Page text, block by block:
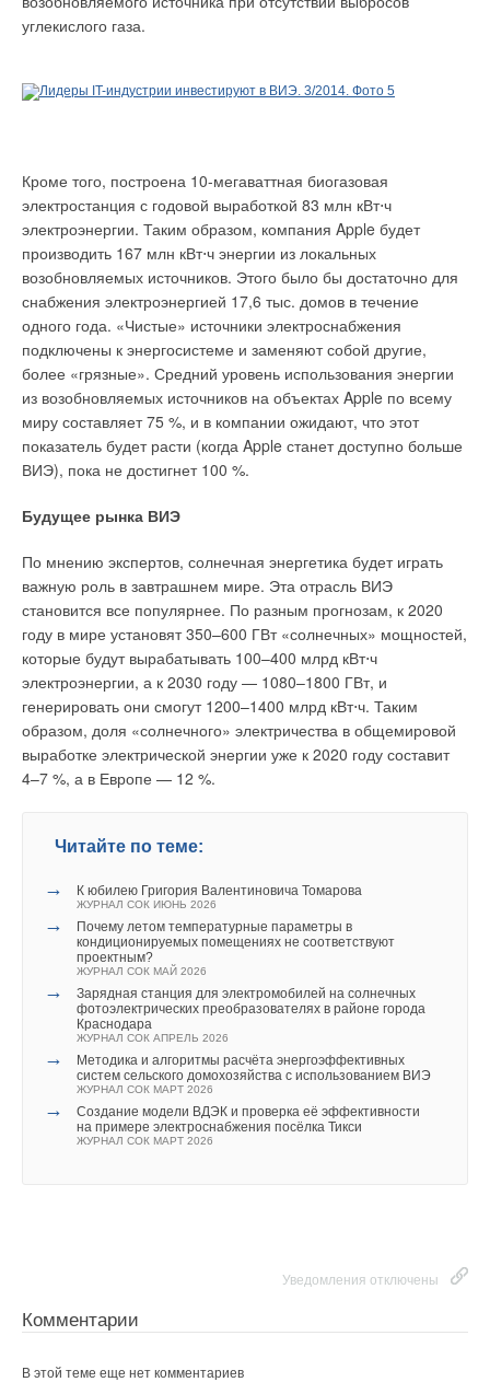
углекислого газа.
Кроме того, построена 10-мегаваттная биогазовая
электростанция с годовой выработкой 83 млн кВт⋅ч
электроэнергии. Таким образом, компания Apple будет
производить 167 млн кВт⋅ч энергии из локальных
возобновляемых источников. Этого было бы достаточно для
снабжения электроэнергией 17,6 тыс. домов в течение
одного года. «Чистые» источники электроснабжения
подключены к энергосистеме и заменяют собой другие,
более «грязные». Средний уровень использования энергии
из возобновляемых источников на объектах Apple по всему
миру составляет 75 %, и в компании ожидают, что этот
показатель будет расти (когда Apple станет доступно больше
ВИЭ), пока не достигнет 100 %.
Будущее рынка ВИЭ
По мнению экспертов, солнечная энергетика будет играть
важную роль в завтрашнем мире. Эта отрасль ВИЭ
становится все популярнее. По разным прогнозам, к 2020
году в мире установят 350–600 ГВт «солнечных» мощностей,
которые будут вырабатывать 100–400 млрд кВт⋅ч
электроэнергии, а к 2030 году — 1080–1800 ГВт, и
генерировать они смогут 1200–1400 млрд кВт⋅ч. Таким
образом, доля «солнечного» электричества в общемировой
выработке электрической энергии уже к 2020 году составит
4–7 %, а в Европе — 12 %.
Читайте по теме:
→ К юбилею Григория Валентиновича Томарова
ЖУРНАЛ СОК ИЮНЬ 2026
→
Почему летом температурные параметры в
кондиционируемых помещениях не соответствуют
проектным?
ЖУРНАЛ СОК МАЙ 2026
→
Зарядная станция для электромобилей на солнечных
фотоэлектрических преобразователях в районе города
Краснодара
ЖУРНАЛ СОК АПРЕЛЬ 2026
→
Методика и алгоритмы расчёта энергоэффективных
систем сельского домохозяйства с использованием ВИЭ
ЖУРНАЛ СОК МАРТ 2026
→
Создание модели ВДЭК и проверка её эффективности
на примере электроснабжения посёлка Тикси
ЖУРНАЛ СОК МАРТ 2026
Уведомления отключены
Комментарии
В этой теме еще нет комментариев